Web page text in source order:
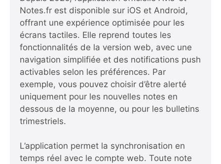
Notes.fr est disponible sur iOS et Android,
offrant une expérience optimisée pour les
écrans tactiles. Elle reprend toutes les
fonctionnalités de la version web, avec une
navigation simplifiée et des notifications push
activables selon les préférences. Par
exemple, vous pouvez choisir d’être alerté
uniquement pour les nouvelles notes en
dessous de la moyenne, ou pour les bulletins
trimestriels.
L’application permet la synchronisation en
temps réel avec le compte web. Toute note